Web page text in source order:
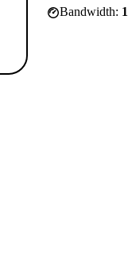
Bandwidth: